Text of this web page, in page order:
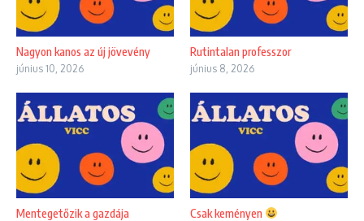
Nagyon kanos az új jövevény
június 10, 2026
Rutintalan professzor
június 8, 2026
Mentegetőzik a gazdája Csak keményen